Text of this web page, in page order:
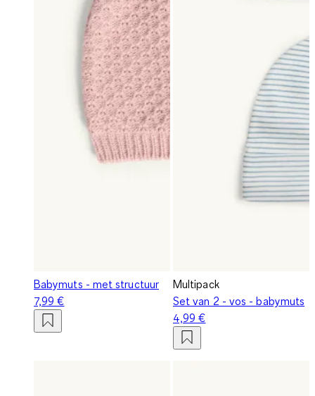
Babymuts - met structuur
7,99 €
Multipack
Set van 2 - vos - babymuts
4,99 €